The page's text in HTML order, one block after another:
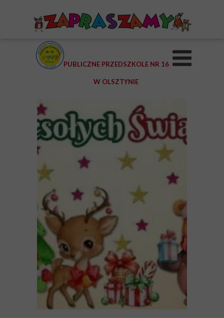
PUBLICZNE PRZEDSZKOLE NR 16
W OLSZTYNIE